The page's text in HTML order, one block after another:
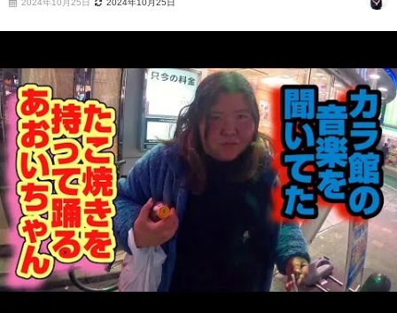
2024年10月25日 2024年10月25日